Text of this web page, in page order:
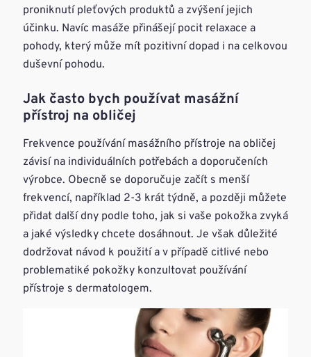
proniknutí pleťových produktů a zvýšení jejich
účinku. Navíc masáže přinášejí pocit relaxace a
pohody, který může mít pozitivní dopad i na celkovou
duševní pohodu.
Jak často bych používat masážní
přístroj na obličej
Frekvence používání masážního přístroje na obličej
závisí na individuálních potřebách a doporučeních
výrobce. Obecně se doporučuje začít s menší
frekvencí, například 2-3 krát týdně, a později můžete
přidat další dny podle toho, jak si vaše pokožka zvyká
a jaké výsledky chcete dosáhnout. Je však důležité
dodržovat návod k použití a v případě citlivé nebo
problematiké pokožky konzultovat používání
přístroje s dermatologem.